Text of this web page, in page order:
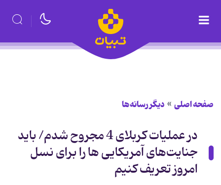
صفحه اصلی دیگر رسانه‌ها
در عملیات کربلای 4 مجروح شدم/ باید
جنایت‌های آمریکایی ها را برای نسل
امروز تعریف کنیم